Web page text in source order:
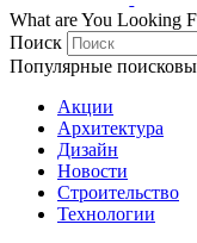
What are You Looking
Поиск
Популярные
Акции
Архитектура
Дизайн
Новости
Строительство
Технологии